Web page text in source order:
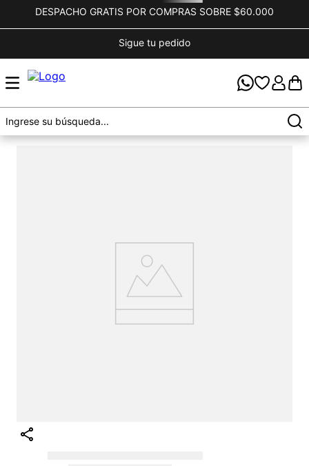
DESPACHO GRATIS POR COMPRAS SOBRE $60.000
Sigue tu pedido